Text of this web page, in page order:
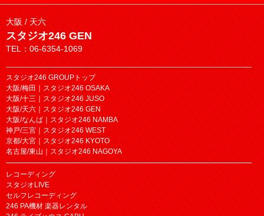
大阪 / 天六
スタジオ246 GEN
TEL：06-6354-1069
スタジオ246 GROUPトップ
大阪/梅田｜スタジオ246 OSAKA
大阪/十三｜スタジオ246 JUSO
大阪/天六｜スタジオ246 GEN
大阪/なんば｜スタジオ246 NAMBA
神戸/三宮｜スタジオ246 WEST
京都/大宮｜スタジオ246 KYOTO
名古屋/東山｜スタジオ246 NAGOYA
レコーディング
スタジオLIVE
セルフレコーディング
246 PA機材 楽器レンタル